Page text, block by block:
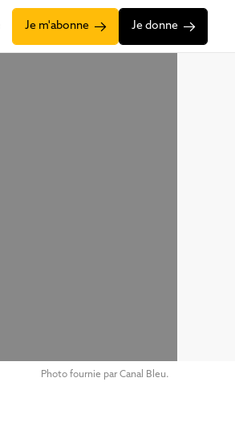
Je m'abonne Je donne
Photo fournie par Canal Bleu.